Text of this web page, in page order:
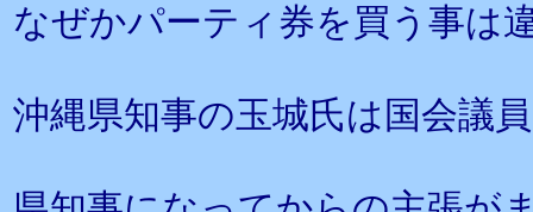
なぜかパーティ券を買う事は
沖縄県知事の玉城氏は国会議